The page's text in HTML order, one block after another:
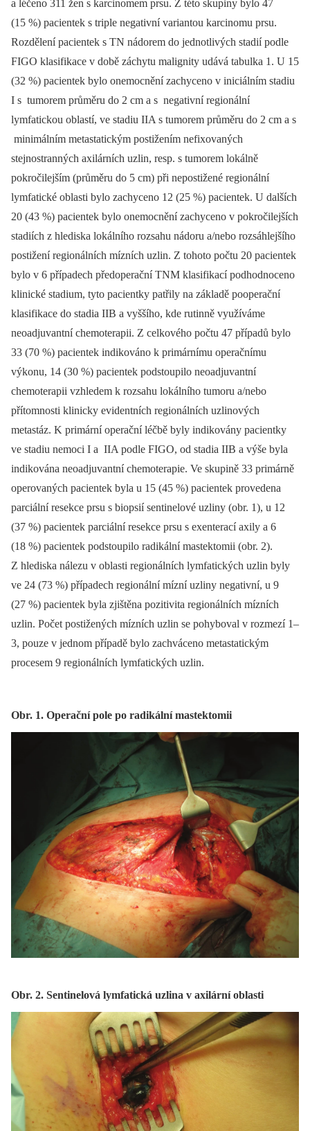
a léčeno 311 žen s karcinomem prsu. Z této skupiny bylo 47
(15 %) pacientek s triple negativní variantou karcinomu prsu.
Rozdělení pacientek s TN nádorem do jednotlivých stadií podle
FIGO klasifikace v době záchytu malignity udává tabulka 1. U 15
(32 %) pacientek bylo onemocnění zachyceno v iniciálním stadiu
I s tumorem průměru do 2 cm a s negativní regionální
lymfatickou oblastí, ve stadiu IIA s tumorem průměru do 2 cm a s
minimálním metastatickým postižením nefixovaných
stejnostranných axilárních uzlin, resp. s tumorem lokálně
pokročilejším (průměru do 5 cm) při nepostižené regionální
lymfatické oblasti bylo zachyceno 12 (25 %) pacientek. U dalších
20 (43 %) pacientek bylo onemocnění zachyceno v pokročilejších
stadiích z hlediska lokálního rozsahu nádoru a/nebo rozsáhlejšího
postižení regionálních mízních uzlin. Z tohoto počtu 20 pacientek
bylo v 6 případech předoperační TNM klasifikací podhodnoceno
klinické stadium, tyto pacientky patřily na základě pooperační
klasifikace do stadia IIB a vyššího, kde rutinně využíváme
neoadjuvantní chemoterapii. Z celkového počtu 47 případů bylo
33 (70 %) pacientek indikováno k primárnímu operačnímu
výkonu, 14 (30 %) pacientek podstoupilo neoadjuvantní
chemoterapii vzhledem k rozsahu lokálního tumoru a/nebo
přítomnosti klinicky evidentních regionálních uzlinových
metastáz. K primární operační léčbě byly indikovány pacientky
ve stadiu nemoci I a IIA podle FIGO, od stadia IIB a výše byla
indikována neoadjuvantní chemoterapie. Ve skupině 33 primárně
operovaných pacientek byla u 15 (45 %) pacientek provedena
parciální resekce prsu s biopsií sentinelové uzliny (obr. 1), u 12
(37 %) pacientek parciální resekce prsu s exenterací axily a 6
(18 %) pacientek podstoupilo radikální mastektomii (obr. 2).
Z hlediska nálezu v oblasti regionálních lymfatických uzlin byly
ve 24 (73 %) případech regionální mízní uzliny negativní, u 9
(27 %) pacientek byla zjištěna pozitivita regionálních mízních
uzlin. Počet postižených mízních uzlin se pohyboval v rozmezí 1–
3, pouze v jednom případě bylo zachváceno metastatickým
procesem 9 regionálních lymfatických uzlin.
Obr. 1. Operační pole po radikální mastektomii
Obr. 2. Sentinelová lymfatická uzlina v axilární oblasti